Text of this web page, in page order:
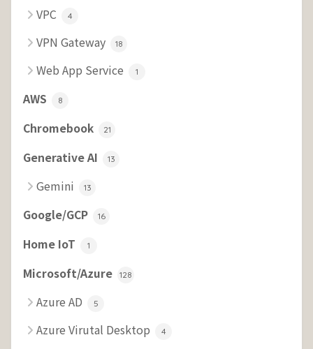
VPC 4
VPN Gateway 18
Web App Service 1
AWS 8
Chromebook 21
Generative AI 13
Gemini 13
Google/GCP 16
Home IoT 1
Microsoft/Azure 128
Azure AD 5
Azure Virutal Desktop 4